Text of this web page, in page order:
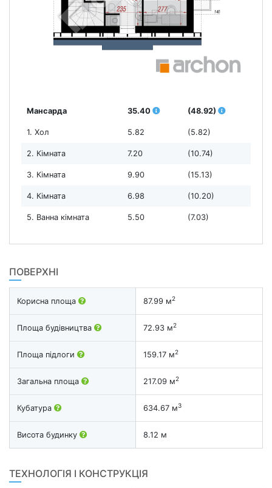
Мансарда 35.40 (48.92)
1. Хол 5.82 (5.82)
2. Кімната 7.20 (10.74)
3. Кімната 9.90 (15.13)
4. Кімната 6.98 (10.20)
5. Ванна кімната 5.50 (7.03)
ПОВЕРХНІ
Корисна площа 87.99 м2
Площа будівництва 72.93 м2
Площа підлоги 159.17 м2
Загальна площа 217.09 м2
Кубатура 634.67 м3
Висота будинку 8.12 м
ТЕХНОЛОГІЯ І КОНСТРУКЦІЯ